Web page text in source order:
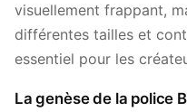
visuellement frappant,
différentes tailles et
essentiel pour les
La genèse de la police